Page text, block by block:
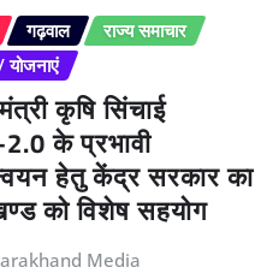
गढ़वाल
राज्य समाचार
योजनाएं
कृषि सिंचाई
के प्रभावी
हेतु केंद्र सरकार का
को विशेष सहयोग
Media